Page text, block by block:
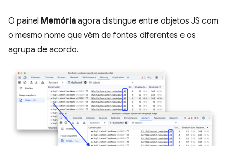
O painel Memória agora distingue entre objetos JS com
o mesmo nome que vêm de fontes diferentes e os
agrupa de acordo.